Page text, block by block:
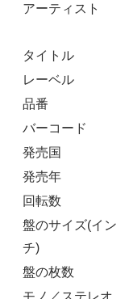
アーティスト
タイトル
レーベル
品番
バーコード
発売国
発売年
回転数
盤のサイズ(イン
チ)
盤の枚数
モノ／ステレオ